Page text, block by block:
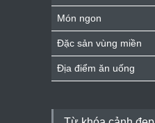
Món ngon
Đặc sản vùng miền
Địa điểm ăn uống